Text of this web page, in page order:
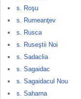
s. Roşu
s. Rumeanţev
s. Rusca
s. Ruseştii Noi
s. Sadaclia
s. Sagaidac
s. Sagaidacul Nou
s. Saharna